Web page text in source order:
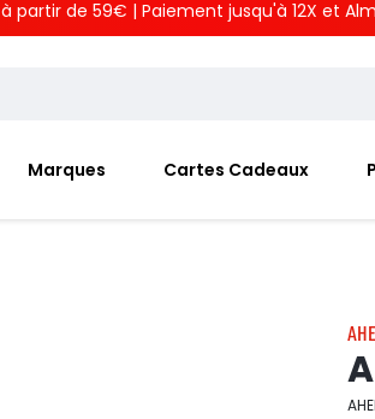
à partir de 59€ | Paiement jusqu'à 12X et
Marques Cartes Cadeaux